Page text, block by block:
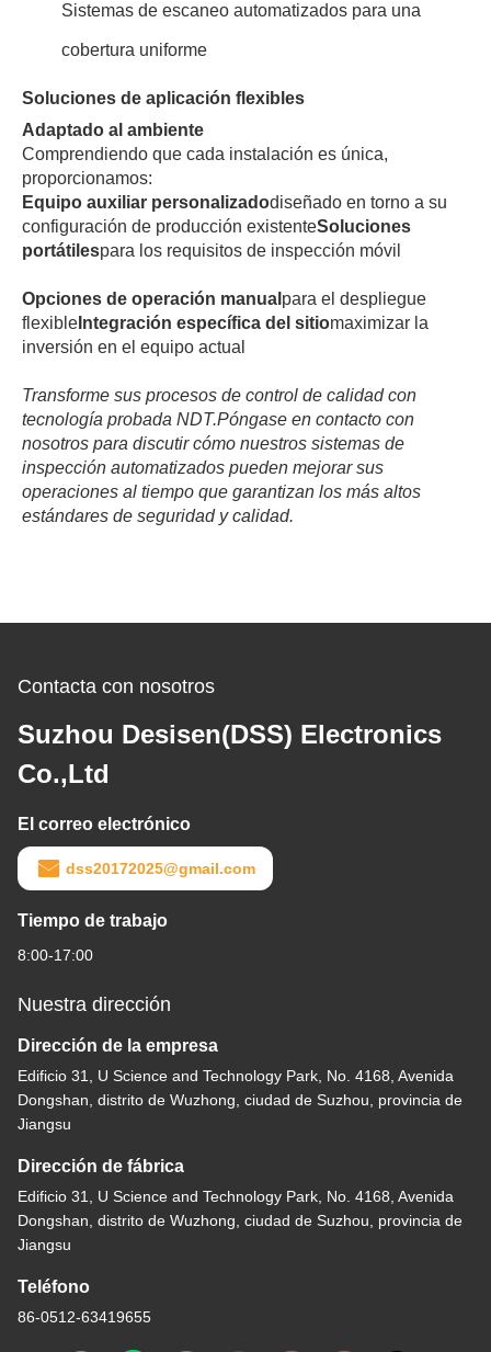
Sistemas de escaneo automatizados para una
cobertura uniforme
Soluciones de aplicación flexibles
Adaptado al ambiente
Comprendiendo que cada instalación es única,
proporcionamos:
Equipo auxiliar personalizadodiseñado en torno a su
configuración de producción existenteSoluciones
portátilespara los requisitos de inspección móvil
Opciones de operación manual para el despliegue
flexible Integración específica del sitiomaximizar la
inversión en el equipo actual
Transforme sus procesos de control de calidad con
tecnología probada NDT.Póngase en contacto con
nosotros para discutir cómo nuestros sistemas de
inspección automatizados pueden mejorar sus
operaciones al tiempo que garantizan los más altos
estándares de seguridad y calidad.
Contacta con nosotros
Suzhou Desisen(DSS) Electronics
Co.,Ltd
El correo electrónico
dss20172025@gmail.com
Tiempo de trabajo
8:00-17:00
Nuestra dirección
Dirección de la empresa
Edificio 31, U Science and Technology Park, No. 4168, Avenida
Dongshan, distrito de Wuzhong, ciudad de Suzhou, provincia de
Jiangsu
Dirección de fábrica
Edificio 31, U Science and Technology Park, No. 4168, Avenida
Dongshan, distrito de Wuzhong, ciudad de Suzhou, provincia de
Jiangsu
Teléfono
86-0512-63419655